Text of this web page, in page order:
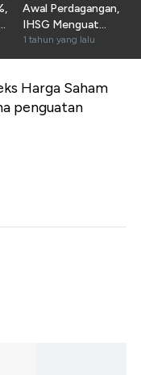
Awal Perdagangan,
IHSG Menguat
Lebih Dari 3%
1 tahun yang lalu
Harga Saham
penguatan